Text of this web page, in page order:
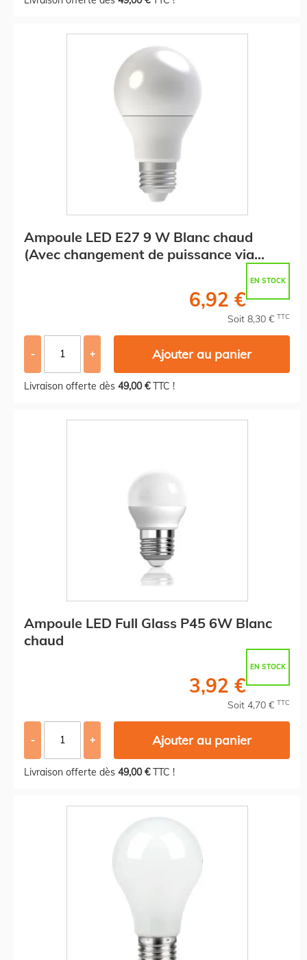
Ampoule LED E27 9 W Blanc chaud
(Avec changement de puissance via
EN STOCK
6,92 €
Soit 8,30 € TTC
- + Ajouter au panier
Livraison offerte dès 49,00 €TTC !
Ampoule LED Full Glass P45 6W Blanc
chaud
EN STOCK
3,92 €
Soit 4,70 € TTC
- + Ajouter au panier
Livraison offerte dès 49,00 €TTC !